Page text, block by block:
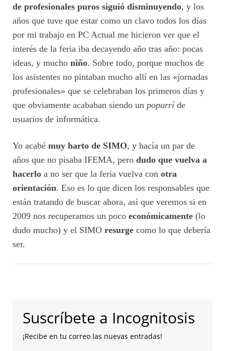
de profesionales puros siguió disminuyendo, y los
años que tuve que estar como un clavo todos los días
por mi trabajo en PC Actual me hicieron ver que el
interés de la feria iba decayendo año tras año: pocas
ideas, y mucho niño. Sobre todo, porque muchos de
los asistentes no pintaban mucho allí en las «jornadas
profesionales» que se celebraban los primeros días y
que obviamente acababan siendo un popurríde
usuarios de informática.
Yo acabé muy harto de SIMO, y hacía un par de
años que no pisaba IFEMA, pero dudo que vuelva a
hacerlo a no ser que la feria vuelva con otra
orientación. Eso es lo que dicen los responsables que
están tratando de buscar ahora, así que veremos si en
2009 nos recuperamos un poco económicamente (lo
dudo mucho) y el SIMO resurge como lo que debería
ser.
Suscríbete a Incognitosis
¡Recibe en tu correo las nuevas entradas!